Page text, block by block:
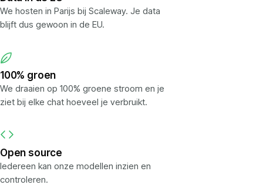
We hosten in Parijs bij Scaleway. Je data
blijft dus gewoon in de EU.
100% groen
We draaien op 100% groene stroom en je
ziet bij elke chat hoeveel je verbruikt.
Open source
Iedereen kan onze modellen inzien en
controleren.